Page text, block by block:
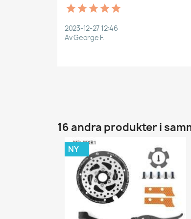
2023-12-27 12:46
Av George F.
16 andra produkter i
NY